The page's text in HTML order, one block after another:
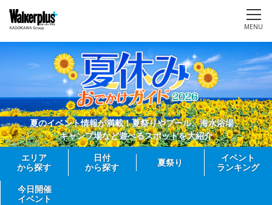
MENU
夏のイベント情報が満載！夏祭りやプール、海水浴場、
キャンプ場など遊べるスポットを大紹介
エリア
から探す
日付
から探す
夏祭り
イベント
ランキング
今日開催
イベント